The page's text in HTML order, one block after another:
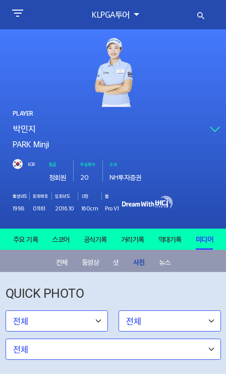
KLPGA투어
PLAYER
PARK Minji
KOR 등급
정회원
우승횟수
20
소속
NH투자증권
출생년도
1998
회원번호
01161
입회년도
2016.10
신장
160cm
볼
Pro V1
주요 기록 스코어 공식기록 거리기록 역대기록 미디어
전체 동영상 샷 사진 뉴스
QUICK PHOTO